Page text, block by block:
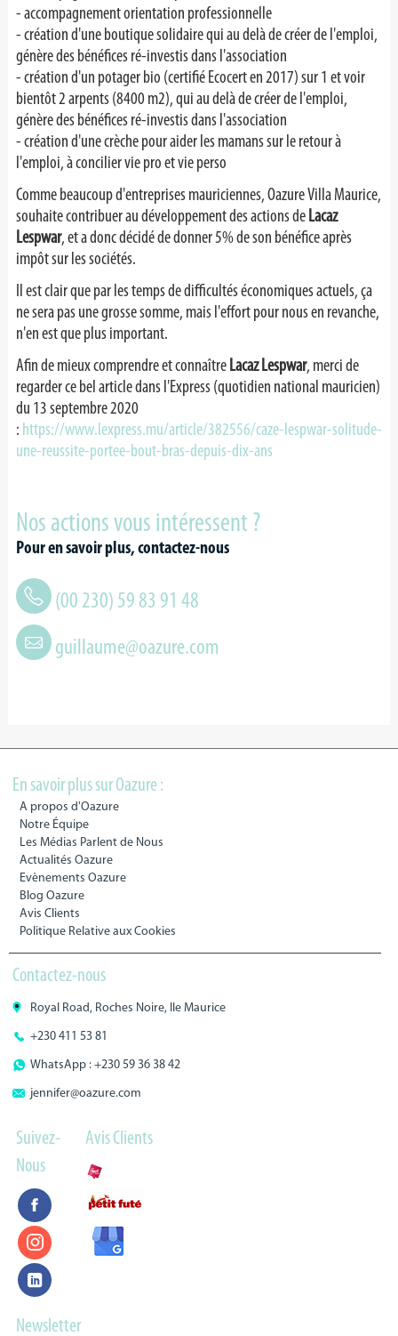
- accompagnement orientation professionnelle
- création d'une boutique solidaire qui au delà de créer de l'emploi,
génère des bénéfices ré-investis dans l'association
- création d'un potager bio (certifié Ecocert en 2017) sur 1 et voir
bientôt 2 arpents (8400 m2), qui au delà de créer de l'emploi,
génère des bénéfices ré-investis dans l'association
- création d'une crèche pour aider les mamans sur le retour à
l'emploi, à concilier vie pro et vie perso
Comme beaucoup d'entreprises mauriciennes, Oazure Villa Maurice,
souhaite contribuer au développement des actions deLacaz
Lespwar, et a donc décidé de donner 5% de son bénéfice après
impôt sur les sociétés.
Il est clair que par les temps de difficultés économiques actuels, ça
ne sera pas une grosse somme, mais l'effort pour nous en revanche,
n'en est que plus important.
Afin de mieux comprendre et connaîtreLacaz Lespwar, merci de
regarder ce bel article dans l'Express (quotidien national mauricien)
du 13 septembre 2020
: https://www.lexpress.mu/article/382556/caze-lespwar-solitude-
une-reussite-portee-bout-bras-depuis-dix-ans
Nos actions vous intéressent ?
Pour en savoir plus, contactez-nous
(00 230) 59 83 91 48
guillaume@oazure.com
En savoir plus sur Oazure :
A propos d'Oazure
Notre Équipe
Les Médias Parlent de Nous
Actualités Oazure
Evènements Oazure
Blog Oazure
Avis Clients
Politique Relative aux Cookies
Contactez-nous
Royal Road, Roches Noire, Ile Maurice
+230 411 53 81
WhatsApp : +230 59 36 38 42
jennifer@oazure.com
Suivez-
Nous
Avis Clients
Newsletter